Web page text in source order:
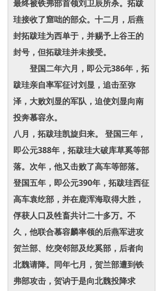
最终被铁弗部首领刘卫辰所杀。拓跋
珪接收了窟咄的部众。十二月，后燕
封拓跋珪为西单于，并赐予上谷王的
封号，但拓跋珪并未接受。
登国二年六月，即公元386年，拓
跋珪亲自率军征讨刘显，追击至弥
泽，大败刘显的军队，迫使刘显向南
投奔慕容永。
八月，拓跋珪凯旋归来。 登国三年，
即公元388年，拓跋珪大破库草奚等部
落。次年，他又击败了高车等部落。
登国五年，即公元390年，拓跋珪西征
高车袁纥部，并在鹿浑海取得大胜，
俘获人口及牲畜共计二十多万。不
久，他联合慕容麟率领的后燕军进攻
贺兰部、纥突邻部及纥奚部，后者向
北魏请降。同年七月，贺兰部遭到铁
弗部攻击，贺讷于是向北魏投降求